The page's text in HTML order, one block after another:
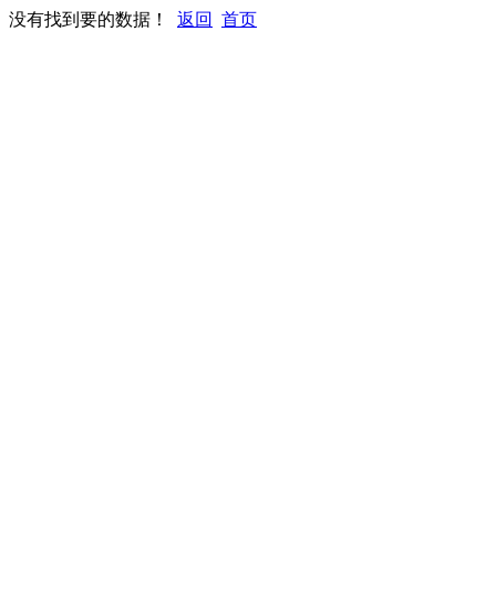
没有找到要的数据！ 返回 首页